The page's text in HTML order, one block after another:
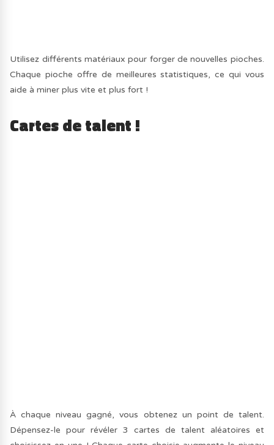
Utilisez différents matériaux pour forger de nouvelles pioches.
Chaque pioche offre de meilleures statistiques, ce qui vous
aide à miner plus vite et plus fort !
Cartes de talent !
À chaque niveau gagné, vous obtenez un point de talent.
Dépensez-le pour révéler 3 cartes de talent aléatoires et